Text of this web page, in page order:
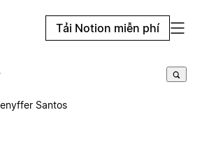
Tải Notion miễn phí
Santos